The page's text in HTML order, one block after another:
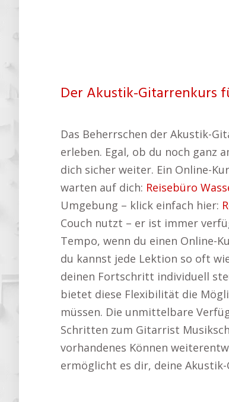
Der Akustik-Gitarrenkurs
Das Beherrschen der Akustik-
erleben. Egal, ob du noch ganz
dich sicher weiter. Ein Online-
warten auf dich: Reisebüro
Umgebung – klick einfach hier:
Couch nutzt – er ist immer
Tempo, wenn du einen Online-
du kannst jede Lektion so oft
deinen Fortschritt individuell
bietet diese Flexibilität die
müssen. Die unmittelbare
Schritten zum Gitarrist
vorhandenes Können
ermöglicht es dir, deine